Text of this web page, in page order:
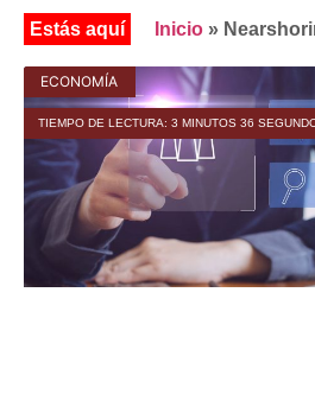
Inicio »
ECONOMÍA
TIEMPO DE LECTURA: 3 MINUTOS 36